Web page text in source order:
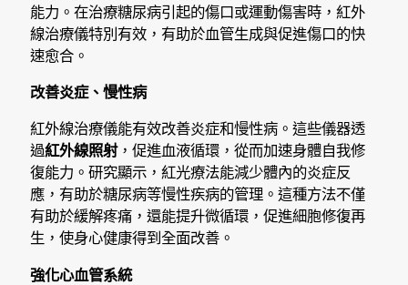
能力。在治療糖尿病引起的傷口或運動傷害時，紅外
線治療儀特別有效，有助於血管生成與促進傷口的快
速愈合。
改善炎症、慢性病
紅外線治療儀能有效改善炎症和慢性病。這些儀器透
過紅外線照射，促進血液循環，從而加速身體自我修
復能力。研究顯示，紅光療法能減少體內的炎症反
應，有助於糖尿病等慢性疾病的管理。這種方法不僅
有助於緩解疼痛，還能提升微循環，促進細胞修復再
生，使身心健康得到全面改善。
強化心血管系統